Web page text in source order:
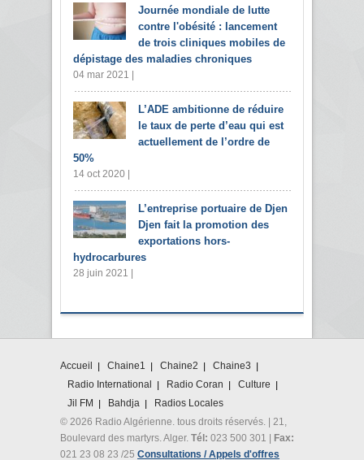
Journée mondiale de lutte
contre l'obésité : lancement
de trois cliniques mobiles de
dépistage des maladies chroniques
04 mar 2021 |
L’ADE ambitionne de réduire
le taux de perte d’eau qui est
actuellement de l’ordre de
50%
14 oct 2020 |
L’entreprise portuaire de Djen
Djen fait la promotion des
exportations hors-
hydrocarbures
28 juin 2021 |
Accueil Chaine1 Chaine2
Chaine3
Radio International
Radio Coran
Culture
Jil FM
Bahdja
Radios Locales
© 2026 Radio Algérienne. tous droits réservés. | 21,
Boulevard des martyrs. Alger. Tél: 023 500 301 |
Fax:
021 23 08 23 /25 Consultations / Appels d'offres